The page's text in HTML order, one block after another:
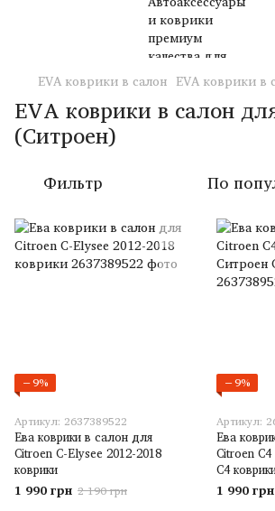
EVA коврики в салон EVA коврики в
EVA коврики в салон
(Ситроен)
Фильтр По
−9%
Артикул: 2637389522
Ева коврики в салон для
Citroen C-Elysee 2012-2018
коврики
1 990 грн 2 190 грн
−9%
Артикул:
Ева
Citroen
С4
1 990 грн